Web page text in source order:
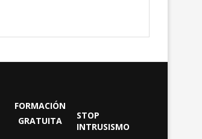
FORMACIÓN
GRATUITA
STOP
INTRUSISMO